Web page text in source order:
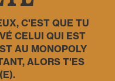
C'EST QUE TU
CELUI QUI EST
AU MONOPOLY
ALORS T'ES